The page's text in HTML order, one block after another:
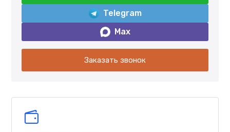
Telegram
Max
Заказать звонок